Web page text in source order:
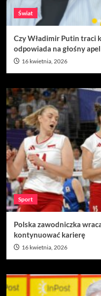
Świat
Czy Władimir Putin traci
odpowiada na głośny apel
16 kwietnia, 2026
Sport
Polska zawodniczka
kontynuować karierę
16 kwietnia, 2026